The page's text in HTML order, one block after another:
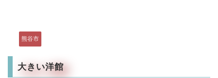
熊谷市
大きい洋館